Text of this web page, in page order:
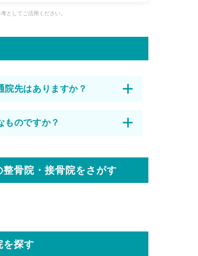
としてご活用ください。
先はありますか？
ものですか？
骨院・接骨院をさがす
を探す